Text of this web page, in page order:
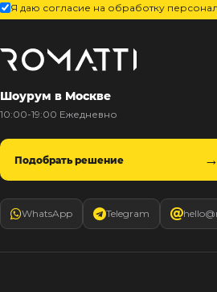
Я даю согласие на обработку
Шоурум в Москве
10:00-19:00 Ежедневно
Подобрать решение
WhatsApp Telegram